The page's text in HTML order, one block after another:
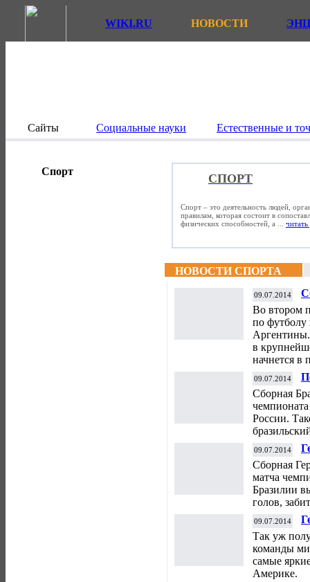
WIKI.RU НОВОСТИ
Сайты Социальные науки Естественные и
Спорт
СПОРТ
Спорт – это деятельность людей,
правилам, которая состоит в
физических способностей, а ... читать
НОВОСТИ СПОРТА
09.07.2014
Во втором
по футболу
в
начнется в
09.07.2014
Сборная
России.
09.07.2014
Сборная
матча
Бразилии
голов,
09.07.2014
Так уж
команды
самые
Америке.